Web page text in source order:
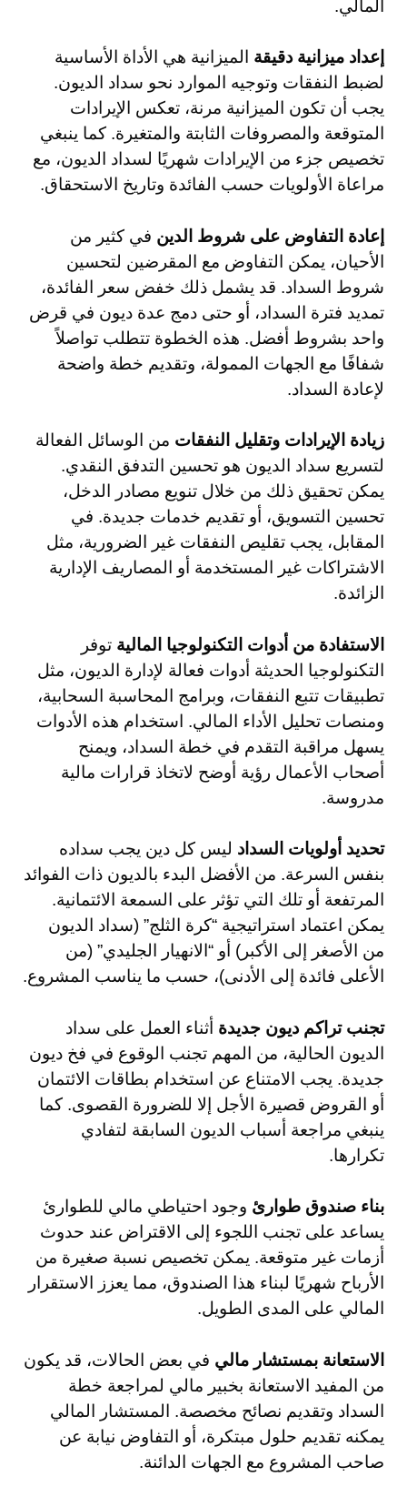
المالي.
إعداد ميزانية دقيقة الميزانية هي الأداة الأساسية
لضبط النفقات وتوجيه الموارد نحو سداد الديون.
يجب أن تكون الميزانية مرنة، تعكس الإيرادات
المتوقعة والمصروفات الثابتة والمتغيرة. كما ينبغي
تخصيص جزء من الإيرادات شهريًا لسداد الديون، مع
مراعاة الأولويات حسب الفائدة وتاريخ الاستحقاق.
إعادة التفاوض على شروط الدين في كثير من
الأحيان، يمكن التفاوض مع المقرضين لتحسين
شروط السداد. قد يشمل ذلك خفض سعر الفائدة،
تمديد فترة السداد، أو حتى دمج عدة ديون في قرض
واحد بشروط أفضل. هذه الخطوة تتطلب تواصلاً
شفافًا مع الجهات الممولة، وتقديم خطة واضحة
لإعادة السداد.
زيادة الإيرادات وتقليل النفقات من الوسائل الفعالة
لتسريع سداد الديون هو تحسين التدفق النقدي.
يمكن تحقيق ذلك من خلال تنويع مصادر الدخل،
تحسين التسويق، أو تقديم خدمات جديدة. في
المقابل، يجب تقليص النفقات غير الضرورية، مثل
الاشتراكات غير المستخدمة أو المصاريف الإدارية
الزائدة.
الاستفادة من أدوات التكنولوجيا المالية توفر
التكنولوجيا الحديثة أدوات فعالة لإدارة الديون، مثل
تطبيقات تتبع النفقات، وبرامج المحاسبة السحابية،
ومنصات تحليل الأداء المالي. استخدام هذه الأدوات
يسهل مراقبة التقدم في خطة السداد، ويمنح
أصحاب الأعمال رؤية أوضح لاتخاذ قرارات مالية
مدروسة.
تحديد أولويات السداد ليس كل دين يجب سداده
بنفس السرعة. من الأفضل البدء بالديون ذات الفوائد
المرتفعة أو تلك التي تؤثر على السمعة الائتمانية.
يمكن اعتماد استراتيجية “كرة الثلج” (سداد الديون
من الأصغر إلى الأكبر) أو “الانهيار الجليدي” (من
الأعلى فائدة إلى الأدنى)، حسب ما يناسب المشروع.
تجنب تراكم ديون جديدة أثناء العمل على سداد
الديون الحالية، من المهم تجنب الوقوع في فخ ديون
جديدة. يجب الامتناع عن استخدام بطاقات الائتمان
أو القروض قصيرة الأجل إلا للضرورة القصوى. كما
ينبغي مراجعة أسباب الديون السابقة لتفادي
تكرارها.
بناء صندوق طوارئ وجود احتياطي مالي للطوارئ
يساعد على تجنب اللجوء إلى الاقتراض عند حدوث
أزمات غير متوقعة. يمكن تخصيص نسبة صغيرة من
الأرباح شهريًا لبناء هذا الصندوق، مما يعزز الاستقرار
المالي على المدى الطويل.
الاستعانة بمستشار مالي في بعض الحالات، قد يكون
من المفيد الاستعانة بخبير مالي لمراجعة خطة
السداد وتقديم نصائح مخصصة. المستشار المالي
يمكنه تقديم حلول مبتكرة، أو التفاوض نيابة عن
صاحب المشروع مع الجهات الدائنة.